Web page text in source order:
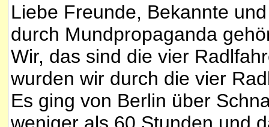
Liebe Freunde, Bekannte
durch Mundpropaganda
Wir, das sind die vier
wurden wir durch die vier
Es ging von Berlin über
weniger als 60 Stunden und